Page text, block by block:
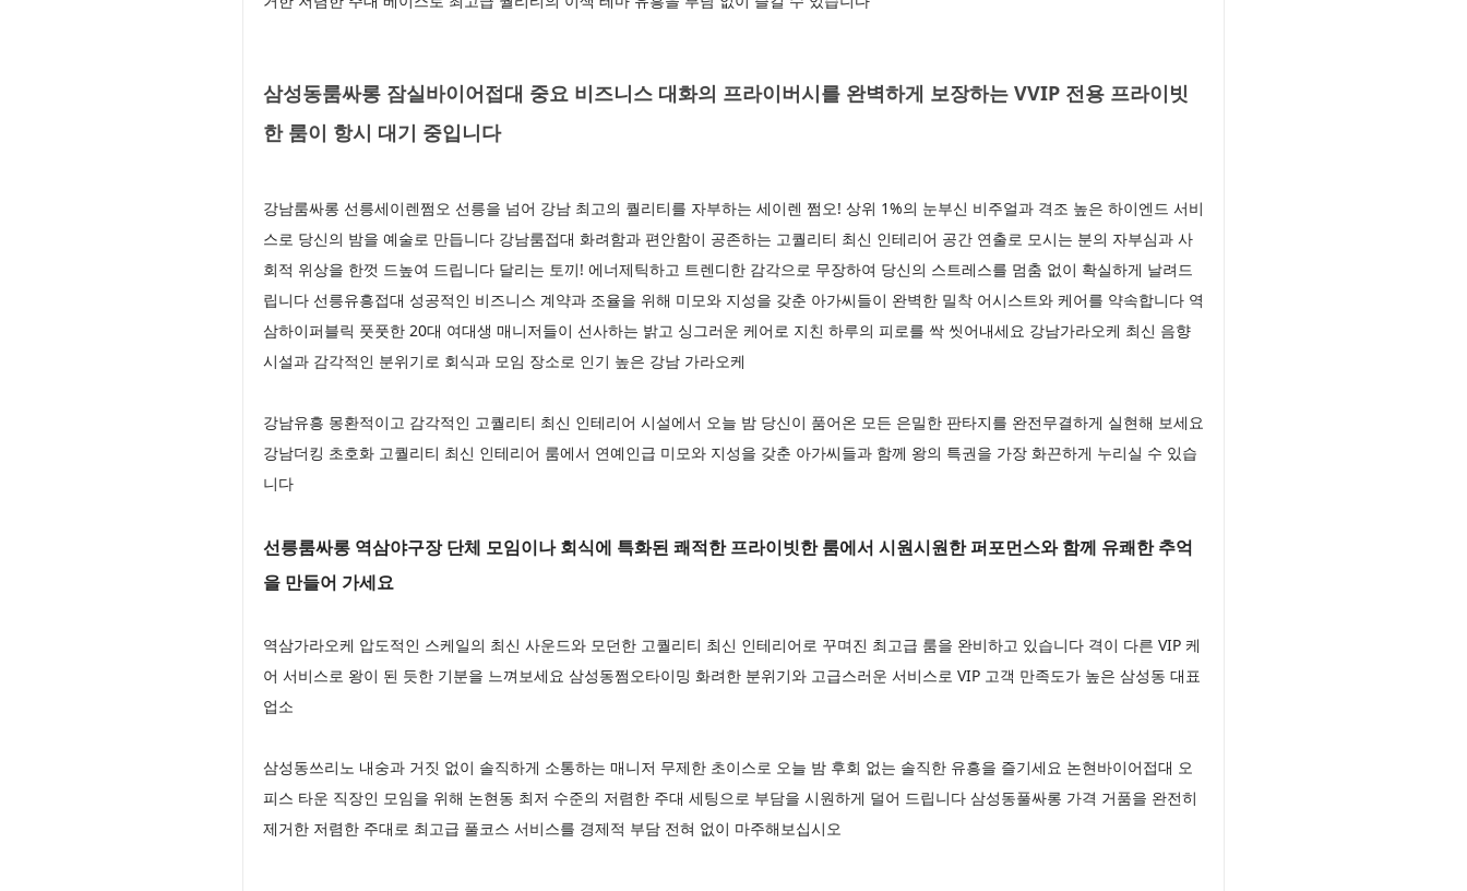
삼성동룸싸롱 잠실바이어접대 중요 비즈니스 대화의 프라이버시를 완벽하게 보장하는 VVIP 전용 프라이빗
한 룸이 항시 대기 중입니다
강남룸싸롱 선릉세이렌쩜오 선릉을 넘어 강남 최고의 퀄리티를 자부하는 세이렌 쩜오! 상위 1%의 눈부신 비주얼과 격조 높은 하이엔드 서비
스로 당신의 밤을 예술로 만듭니다 강남룸접대 화려함과 편안함이 공존하는 고퀄리티 최신 인테리어 공간 연출로 모시는 분의 자부심과 사
회적 위상을 한껏 드높여 드립니다 달리는 토끼! 에너제틱하고 트렌디한 감각으로 무장하여 당신의 스트레스를 멈춤 없이 확실하게 날려드
립니다 선릉유흥접대 성공적인 비즈니스 계약과 조율을 위해 미모와 지성을 갖춘 아가씨들이 완벽한 밀착 어시스트와 케어를 약속합니다 역
삼하이퍼블릭 풋풋한 20대 여대생 매니저들이 선사하는 밝고 싱그러운 케어로 지친 하루의 피로를 싹 씻어내세요 강남가라오케 최신 음향
시설과 감각적인 분위기로 회식과 모임 장소로 인기 높은 강남 가라오케
강남유흥 몽환적이고 감각적인 고퀄리티 최신 인테리어 시설에서 오늘 밤 당신이 품어온 모든 은밀한 판타지를 완전무결하게 실현해 보세요
강남더킹 초호화 고퀄리티 최신 인테리어 룸에서 연예인급 미모와 지성을 갖춘 아가씨들과 함께 왕의 특권을 가장 화끈하게 누리실 수 있습
니다
선릉룸싸롱 역삼야구장 단체 모임이나 회식에 특화된 쾌적한 프라이빗한 룸에서 시원시원한 퍼포먼스와 함께 유쾌한 추억
을 만들어 가세요
역삼가라오케 압도적인 스케일의 최신 사운드와 모던한 고퀄리티 최신 인테리어로 꾸며진 최고급 룸을 완비하고 있습니다 격이 다른 VIP 케
어 서비스로 왕이 된 듯한 기분을 느껴보세요 삼성동쩜오타이밍 화려한 분위기와 고급스러운 서비스로 VIP 고객 만족도가 높은 삼성동 대표
업소
삼성동쓰리노 내숭과 거짓 없이 솔직하게 소통하는 매니저 무제한 초이스로 오늘 밤 후회 없는 솔직한 유흥을 즐기세요 논현바이어접대 오
피스 타운 직장인 모임을 위해 논현동 최저 수준의 저렴한 주대 세팅으로 부담을 시원하게 덜어 드립니다 삼성동풀싸롱 가격 거품을 완전히
제거한 저렴한 주대로 최고급 풀코스 서비스를 경제적 부담 전혀 없이 마주해보십시오